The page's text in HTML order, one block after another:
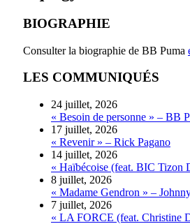
BIOGRAPHIE
Consulter la biographie de BB Puma
LES COMMUNIQUÉS
24 juillet, 2026
« Besoin de personne » – BB
17 juillet, 2026
« Revenir » – Rick Pagano
14 juillet, 2026
« Haïbécoise (feat. BIC Tizon
8 juillet, 2026
« Madame Gendron » –
7 juillet, 2026
« LA FORCE (feat. Christine